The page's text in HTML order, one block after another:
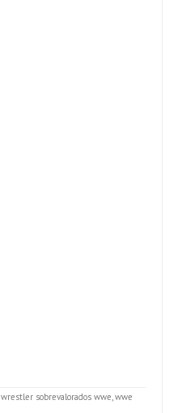
wrestler sobrevalorados wwe,wwe